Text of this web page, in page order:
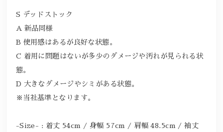
S デッドストック
A 新品同様
B 使用感はあるが良好な状態。
C 着用に問題はないが多少のダメージや汚れが見られる状
態。
D 大きなダメージやシミがある状態。
※当社基準となります。
-Size- : 着丈 54cm / 身幅 57cm / 肩幅 48.5cm / 袖丈